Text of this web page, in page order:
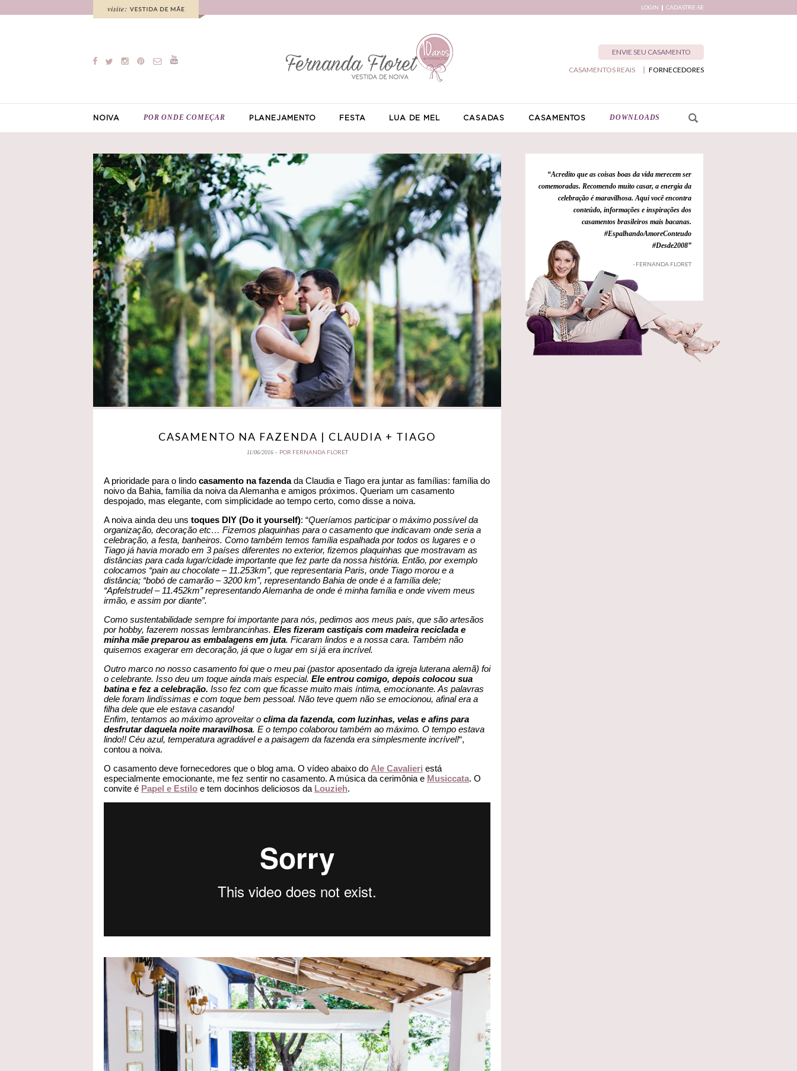
LOGIN CADASTRE-SE
ENVIE SEU CASAMENTO
FORNECEDORES
CASAMENTOS REAIS
NOIVA POR ONDE COMEÇAR PLANEJAMENTO FESTA LUA DE MEL CASADAS CASAMENTOS DOWNLOADS
CASAMENTO NA FAZENDA | CLAUDIA + TIAGO
11/06/2016 - POR FERNANDA FLORET
A prioridade para o lindo casamento na fazendada Claudia e Tiago era juntar as famílias: família do
noivo da Bahia, família da noiva da Alemanha e amigos próximos. Queriam um casamento
despojado, mas elegante, com simplicidade ao tempo certo, como disse a noiva.
A noiva ainda deu uns toques DIY (Do it yourself): “Queríamos participar o máximo possível da
organização, decoração etc… Fizemos plaquinhas para o casamento que indicavam onde seria a
celebração, a festa, banheiros. Como também temos família espalhada por todos os lugares e o
Tiago já havia morado em 3 países diferentes no exterior, fizemos plaquinhas que mostravam as
distâncias para cada lugar/cidade importante que fez parte da nossa história. Então, por exemplo
colocamos “pain au chocolate – 11.253km”, que representaria Paris, onde Tiago morou e a
distância; “bobó de camarão – 3200 km”, representando Bahia de onde é a família dele;
“Apfelstrudel – 11.452km” representando Alemanha de onde é minha família e onde vivem meus
irmão, e assim por diante”.
Como sustentabilidade sempre foi importante para nós, pedimos aos meus pais, que são artesãos
por hobby, fazerem nossas lembrancinhas. Eles fizeram castiçais com madeira reciclada e
minha mãe preparou as embalagens em juta. Ficaram lindos e a nossa cara. Também não
quisemos exagerar em decoração, já que o lugar em si já era incrível.
Outro marco no nosso casamento foi que o meu pai (pastor aposentado da igreja luterana alemã) foi
o celebrante. Isso deu um toque ainda mais especial. Ele entrou comigo, depois colocou sua
batina e fez a celebração. Isso fez com que ficasse muito mais íntima, emocionante. As palavras
dele foram lindíssimas e com toque bem pessoal. Não teve quem não se emocionou, afinal era a
filha dele que ele estava casando!
Enfim, tentamos ao máximo aproveitar o clima da fazenda, com luzinhas, velas e afins para
desfrutar daquela noite maravilhosa. E o tempo colaborou também ao máximo. O tempo estava
lindo!! Céu azul, temperatura agradável e a paisagem da fazenda era simplesmente incrível!“,
contou a noiva.
O casamento deve fornecedores que o blog ama. O vídeo abaixo do Ale Cavalieri está
especialmente emocionante, me fez sentir no casamento. A música da cerimônia e Musiccata. O
convite é Papel e Estilo e tem docinhos deliciosos da Louzieh.
“Acredito que as coisas boas da vida merecem ser
comemoradas. Recomendo muito casar, a energia da
celebração é maravilhosa. Aqui você encontra
conteúdo, informações e inspirações dos
casamentos brasileiros mais bacanas.
#EspalhandoAmoreConteudo
#Desde2008”
- FERNANDA FLORET